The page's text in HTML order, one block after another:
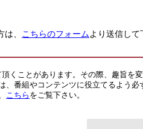
、 こちらのフォームより送信して
くことがあります。その際、趣旨を
、番組やコンテンツに役立てるよう
こちら をご覧下さい。